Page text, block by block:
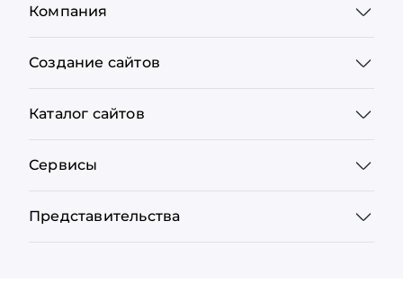
Компания
Создание сайтов
Каталог сайтов
Сервисы
Представительства